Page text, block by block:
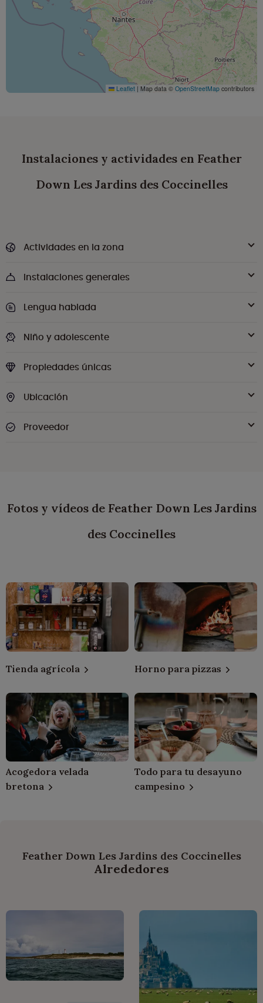
Leaflet | Map data © OpenStreetMap contributors
Instalaciones y actividades en Feather
Down Les Jardins des Coccinelles
Actividades en la zona
Instalaciones generales
Lengua hablada
Niño y adolescente
Propiedades únicas
Ubicación
Proveedor
Fotos y vídeos de Feather Down Les Jardins
des Coccinelles
Tienda agrícola Horno para pizzas
Acogedora velada
bretona
Todo para tu desayuno
campesino
Feather Down Les Jardins des Coccinelles
Alrededores